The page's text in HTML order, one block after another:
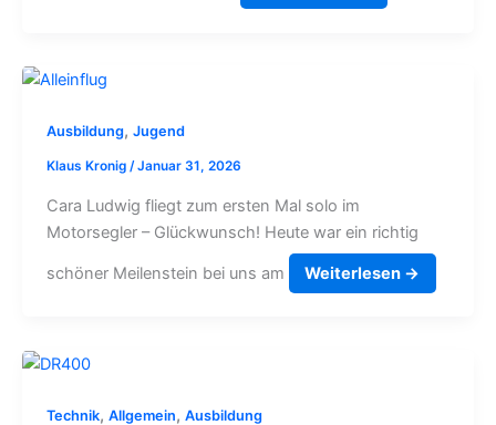
Ausbildung, Jugend
Klaus Kronig /Januar 31, 2026
Cara Ludwig fliegt zum ersten Mal solo im
Motorsegler – Glückwunsch! Heute war ein richtig
schöner Meilenstein bei uns am Weiterlesen →
Technik, Allgemein, Ausbildung